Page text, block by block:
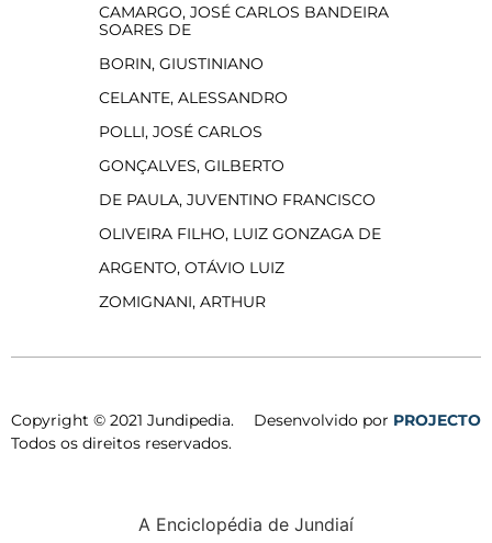
CAMARGO, JOSÉ CARLOS BANDEIRA
SOARES DE
BORIN, GIUSTINIANO
CELANTE, ALESSANDRO
POLLI, JOSÉ CARLOS
GONÇALVES, GILBERTO
DE PAULA, JUVENTINO FRANCISCO
OLIVEIRA FILHO, LUIZ GONZAGA DE
ARGENTO, OTÁVIO LUIZ
ZOMIGNANI, ARTHUR
Copyright © 2021 Jundipedia.
Todos os direitos reservados.
Desenvolvido por PROJECTO
A Enciclopédia de Jundiaí